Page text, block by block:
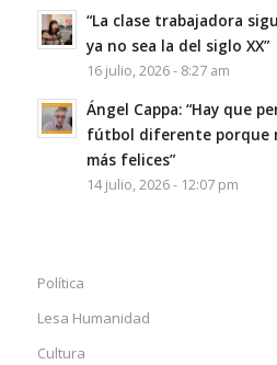
“La clase trabajadora
ya no sea la del siglo XX”
16 julio, 2026 - 8:27 am
Ángel Cappa: “Hay que
fútbol diferente porque
más felices”
14 julio, 2026 - 12:07 pm
Política
Lesa Humanidad
Cultura